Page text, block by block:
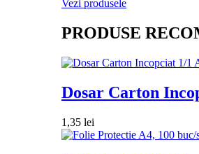
Vezi produsele
PRODUSE
Dosar Carton
1,35 lei